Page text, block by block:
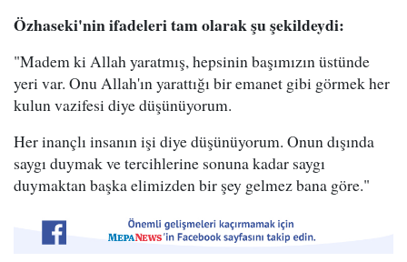
Özhaseki'nin ifadeleri tam olarak şu şekildeydi:
"Madem ki Allah yaratmış, hepsinin başımızın üstünde
yeri var. Onu Allah'ın yarattığı bir emanet gibi görmek her
kulun vazifesi diye düşünüyorum.
Her inançlı insanın işi diye düşünüyorum. Onun dışında
saygı duymak ve tercihlerine sonuna kadar saygı
duymaktan başka elimizden bir şey gelmez bana göre."